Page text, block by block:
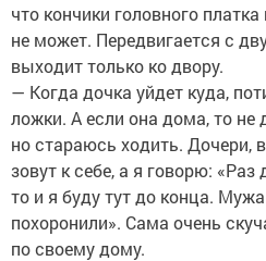
что кончики головного
не может. Передвигается с
выходит только ко двору.
— Когда дочка уйдет куда,
ложки. А если она дома, то не
но стараюсь ходить. Дочери,
зовут к себе, а я говорю:
то и я буду тут до конца.
похоронили». Сама очень
по своему дому.